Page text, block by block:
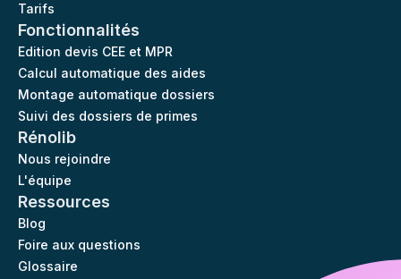
Tarifs
Fonctionnalités
Edition devis CEE et MPR
Calcul automatique des aides
Montage automatique dossiers
Suivi des dossiers de primes
Rénolib
Nous rejoindre
L'équipe
Ressources
Blog
Foire aux questions
Glossaire